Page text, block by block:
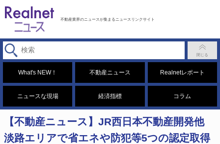
不動産業界のニュースが集まるニュースリンクサイト
What's NEW！ 不動産ニュース Realnetレポート
ニュースな現場 経済指標 コラム
【不動産ニュース】JR西日本不動産開発他
淡路エリアで省エネや防犯等5つの認定取得